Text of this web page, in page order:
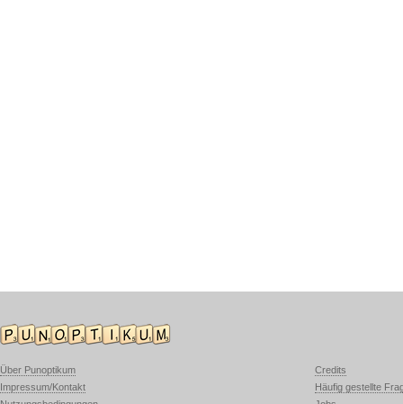
Über Punoptikum
Impressum/Kontakt
Credits
Häufig gestellte